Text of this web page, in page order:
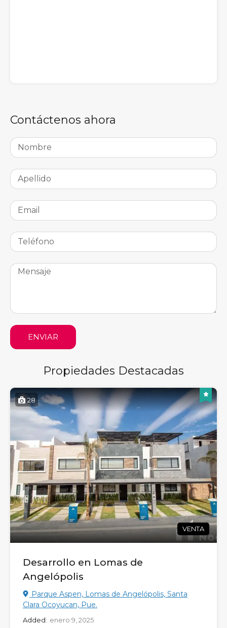
Contáctenos ahora
ENVIAR
Propiedades Destacadas
28
VENTA
Desarrollo en Lomas de
Angelópolis
Parque Aspen, Lomas de Angelópolis, Santa
Clara Ocoyucan, Pue.
Added: enero 9, 2025